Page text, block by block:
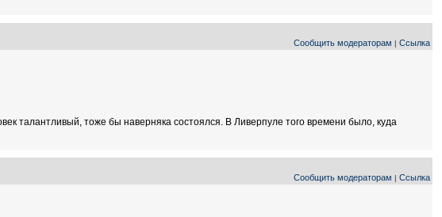
Сообщить модераторам | Ссылка
талантливый, тоже бы наверняка состоялся. В Ливерпуле того времени было, куда
Сообщить модераторам | Ссылка